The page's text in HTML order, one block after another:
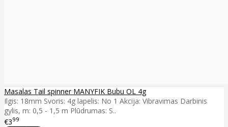
Masalas Tail spinner MANYFIK Bubu OL 4g
Ilgis: 18mm Svoris: 4g lapelis: No 1 Akcija: Vibravimas Darbinis
gylis, m: 0,5 - 1,5 m Plūdrumas: S..
€399